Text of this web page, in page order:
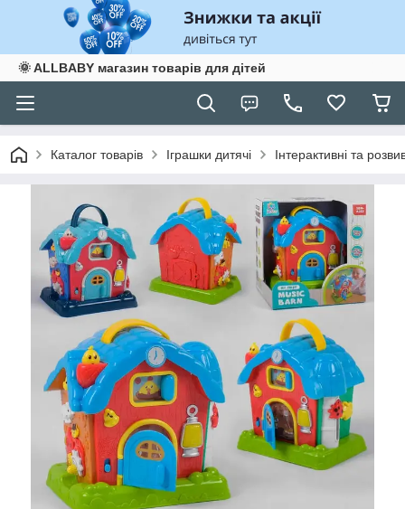
🌞 ALLBABY магазин товарів для дітей
Каталог товарів Іграшки дитячі Інтерактивні та